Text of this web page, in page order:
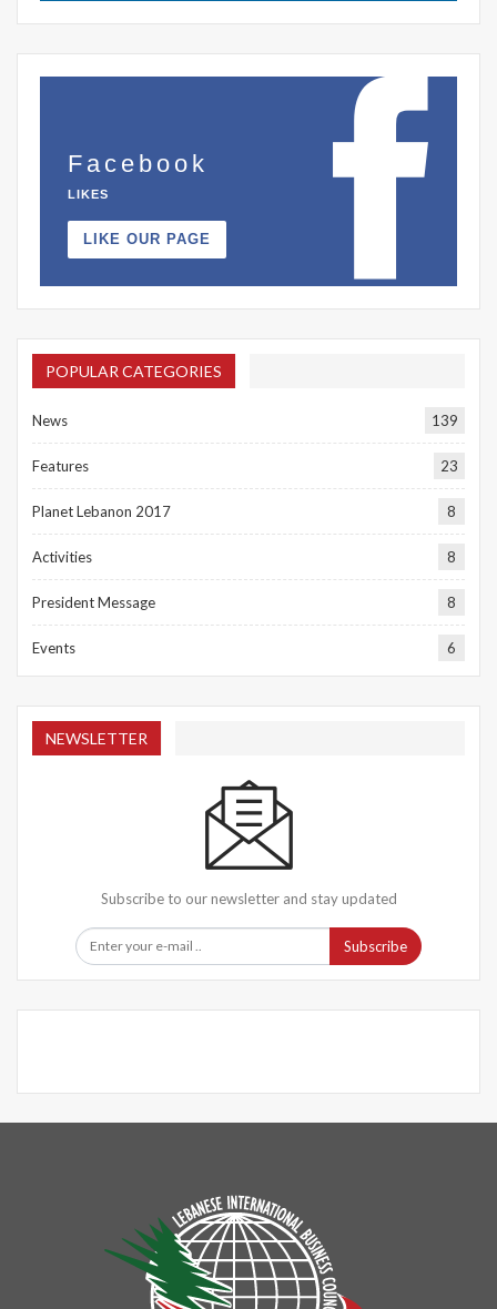
Facebook
LIKES
LIKE OUR PAGE
POPULAR CATEGORIES
News 139
Features 23
Planet Lebanon 2017 8
Activities 8
President Message 8
Events 6
NEWSLETTER
Subscribe to our newsletter and stay updated
Subscribe